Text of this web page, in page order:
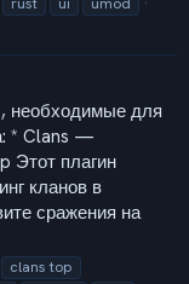
необходимые для
* Clans —
Этот плагин
кланов в
сражения на
clans top